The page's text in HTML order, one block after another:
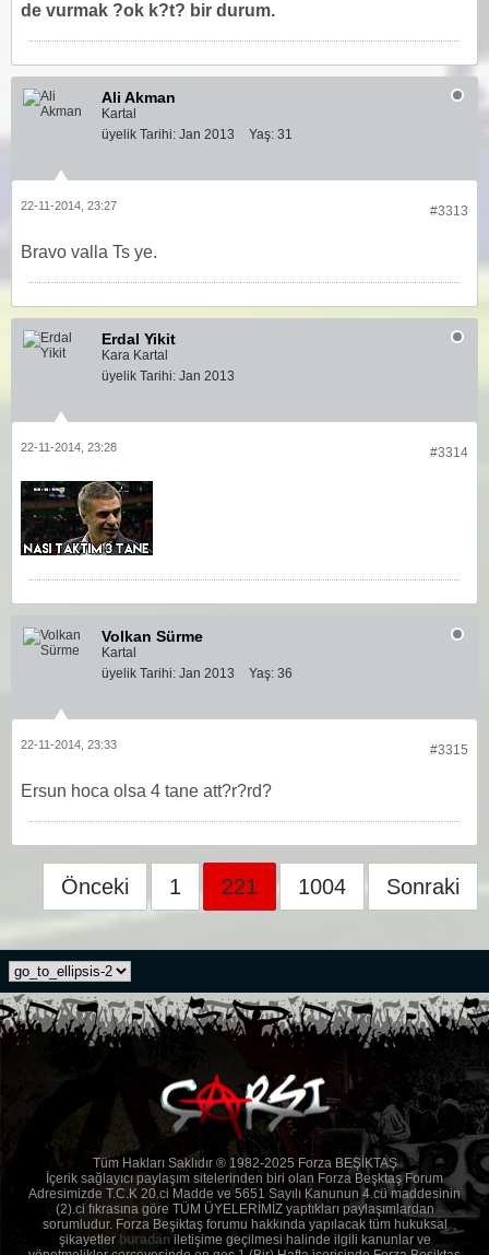
de vurmak ?ok k?t? bir durum.
Ali Akman
Kartal
üyelik Tarihi: Jan 2013 Yaş: 31
#3313
22-11-2014, 23:27
Bravo valla Ts ye.
Erdal Yikit
Kara Kartal
üyelik Tarihi: Jan 2013
#3314
22-11-2014, 23:28
Volkan Sürme
Kartal
üyelik Tarihi: Jan 2013 Yaş: 36
#3315
22-11-2014, 23:33
Ersun hoca olsa 4 tane att?r?rd?
Önceki 1 221 1004 Sonraki
Tüm Hakları Saklıdır ® 1982-2025 Forza BEŞİKTAŞ
İçerik sağlayıcı paylaşım sitelerinden biri olan Forza Beşktaş Forum
Adresimizde T.C.K 20.ci Madde ve 5651 Sayılı Kanunun 4.cü maddesinin
(2).ci fıkrasına göre TÜM ÜYELERİMİZ yaptıkları paylaşımlardan
sorumludur. Forza Beşiktaş forumu hakkında yapılacak tüm hukuksal
şikayetler buradaniletişime geçilmesi halinde ilgili kanunlar ve